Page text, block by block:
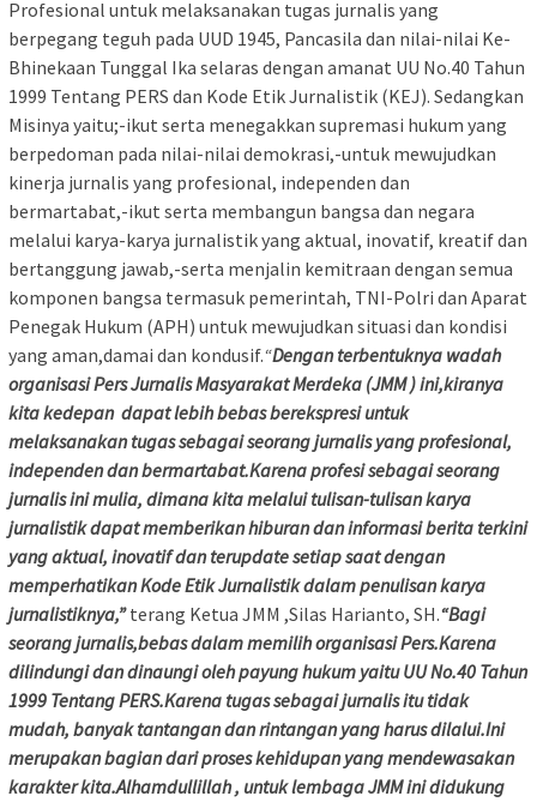
Profesional untuk melaksanakan tugas jurnalis yang
berpegang teguh pada UUD 1945, Pancasila dan nilai-nilai Ke-
Bhinekaan Tunggal Ika selaras dengan amanat UU No.40 Tahun
1999 Tentang PERS dan Kode Etik Jurnalistik (KEJ). Sedangkan
Misinya yaitu;-ikut serta menegakkan supremasi hukum yang
berpedoman pada nilai-nilai demokrasi,-untuk mewujudkan
kinerja jurnalis yang profesional, independen dan
bermartabat,-ikut serta membangun bangsa dan negara
melalui karya-karya jurnalistik yang aktual, inovatif, kreatif dan
bertanggung jawab,-serta menjalin kemitraan dengan semua
komponen bangsa termasuk pemerintah, TNI-Polri dan Aparat
Penegak Hukum (APH) untuk mewujudkan situasi dan kondisi
yang aman,damai dan kondusif.“Dengan terbentuknya wadah
organisasi Pers Jurnalis Masyarakat Merdeka (JMM ) ini,kiranya
kita kedepan dapat lebih bebas berekspresi untuk
melaksanakan tugas sebagai seorang jurnalis yang profesional,
independen dan bermartabat.Karena profesi sebagai seorang
jurnalis ini mulia, dimana kita melalui tulisan-tulisan karya
jurnalistik dapat memberikan hiburan dan informasi berita terkini
yang aktual, inovatif dan terupdate setiap saat dengan
memperhatikan Kode Etik Jurnalistik dalam penulisan karya
jurnalistiknya,”terang Ketua JMM ,Silas Harianto, SH.“Bagi
seorang jurnalis,bebas dalam memilih organisasi Pers.Karena
dilindungi dan dinaungi oleh payung hukum yaitu UU No.40 Tahun
1999 Tentang PERS.Karena tugas sebagai jurnalis itu tidak
mudah, banyak tantangan dan rintangan yang harus dilalui.Ini
merupakan bagian dari proses kehidupan yang mendewasakan
karakter kita.Alhamdullillah , untuk lembaga JMM ini didukung